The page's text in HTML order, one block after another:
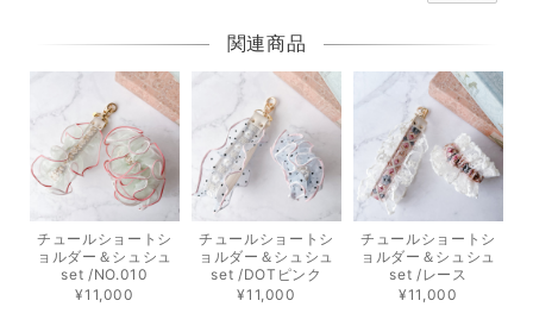
関連商品
チュールショートシ
ョルダー＆シュシュ
set /NO.010
¥11,000
チュールショートシ
ョルダー＆シュシュ
set /DOTピンク
¥11,000
チュールショートシ
ョルダー＆シュシュ
set /レース
¥11,000